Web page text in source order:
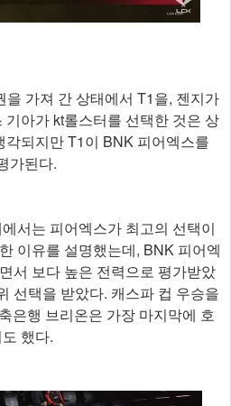
가져 간 상태에서 T1을, 젠지가
아가 kt롤스터를 선택한 것은 상
되지만 T1이 BNK 피어엑스를
가된다.
에서는 피어엑스가 최고의 선택이
이유를 설명했는데, BNK 피어엑
서 보다 높은 전력으로 평가받았
선택을 받았다. 캐스파 컵 우승을
은행 브리온은 가장 마지막에 호
했다.